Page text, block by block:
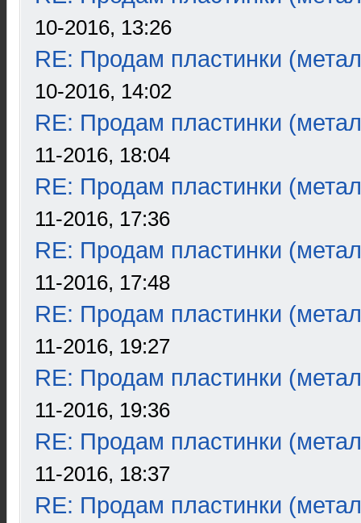
10-2016, 13:26
RE: Продам пластинки
10-2016, 14:02
RE: Продам пластинки
11-2016, 18:04
RE: Продам пластинки
11-2016, 17:36
RE: Продам пластинки
11-2016, 17:48
RE: Продам пластинки
11-2016, 19:27
RE: Продам пластинки
11-2016, 19:36
RE: Продам пластинки
11-2016, 18:37
RE: Продам пластинки